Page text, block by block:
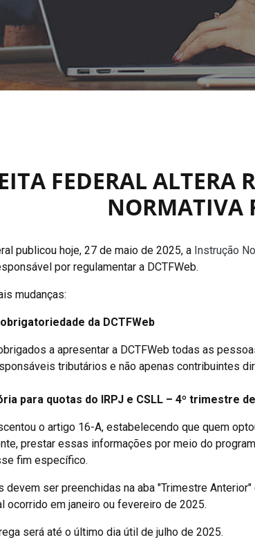
FEDERAL ALTERA
NORMATIVA
publicou hoje, 27 de maio de 2025, a Instrução
por regulamentar a DCTFWeb.
mudanças:
da DCTFWeb
a apresentar a DCTFWeb todas as
tributários e não apenas contribuintes
para quotas do IRPJ e CSLL – 4º trimestre
o artigo 16-A, estabelecendo que quem
prestar essas informações por meio do
fim específico.
devem ser preenchidas na aba "Trimestre
ocorrido em janeiro ou fevereiro de 2025.
será até o último dia útil de julho de 2025.